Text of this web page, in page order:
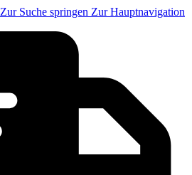
Zur Suche springen Zur Hauptnavigation